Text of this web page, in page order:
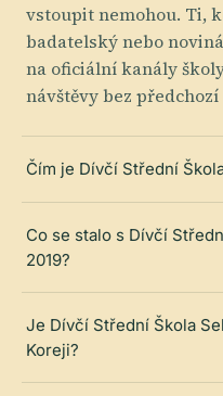
vstoupit nemohou. Ti,
badatelský nebo
na oficiální kanály
návštěvy bez
Čím je Dívčí Střední
Co se stalo s Dívčí
2019?
Je Dívčí Střední Škola
Koreji?